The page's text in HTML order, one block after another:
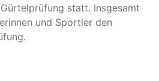
statt. Insgesamt
und Sportler den